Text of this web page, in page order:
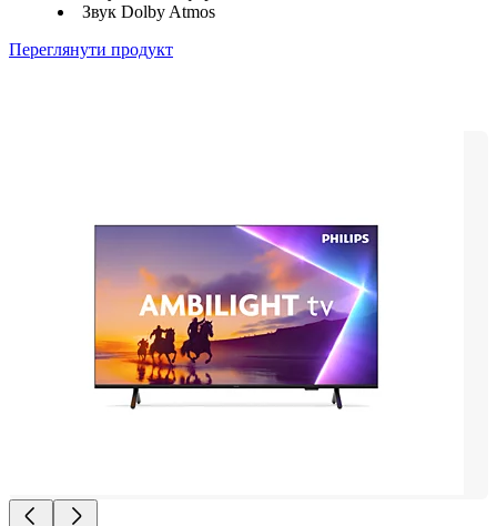
Звук Dolby Atmos
Переглянути продукт